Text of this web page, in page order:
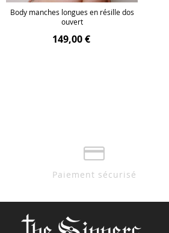
Body manches longues en résille dos
ouvert
149,00 €
Paiement sécurisé